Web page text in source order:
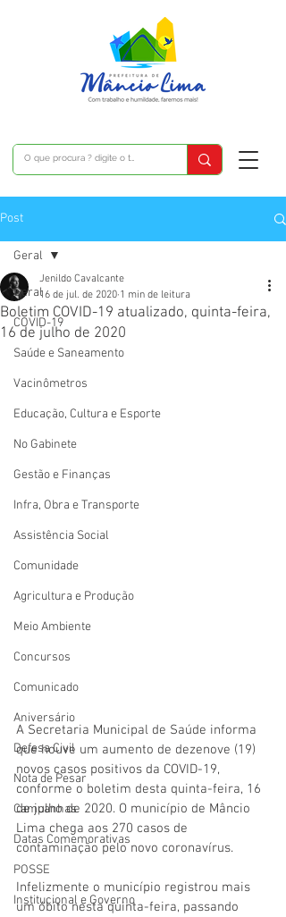
Post
Geral
COVID-19
Saúde e Saneamento
Vacinômetros
Educação, Cultura e Esporte
No Gabinete
Gestão e Finanças
Infra, Obra e Transporte
Assistência Social
Comunidade
Agricultura e Produção
Meio Ambiente
Concursos
Comunicado
Aniversário
Defesa Civil
Nota de Pesar
Campanhas
Datas Comemorativas
POSSE
Institucional e Governo
Geral
Boletim COVID-19 atualizado, quinta-feira,
16 de julho de 2020
Jenildo Cavalcante
16 de jul. de 2020 1 min de leitura
A Secretaria Municipal de Saúde informa
que houve um aumento de dezenove (19)
novos casos positivos da COVID-19,
conforme o boletim desta quinta-feira, 16
de julho de 2020. O município de Mâncio
Lima chega aos 270 casos de
contaminação pelo novo coronavírus.
Infelizmente o município registrou mais
um óbito nesta quinta-feira, passando